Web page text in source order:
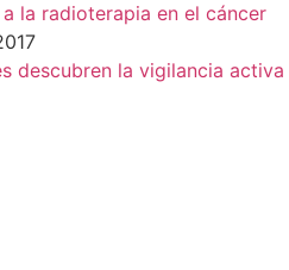
la radioterapia en el cáncer
descubren la vigilancia activa